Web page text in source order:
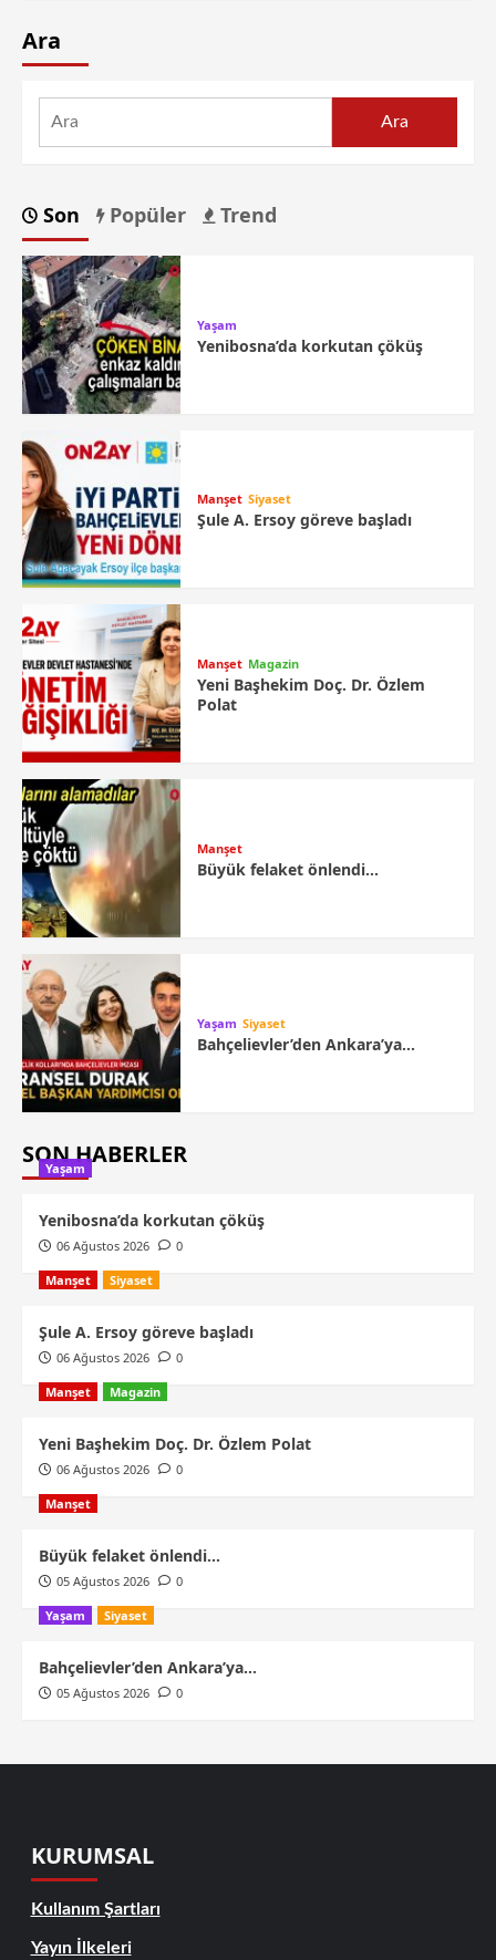
Ara
Ara
Son Popüler Trend
Yaşam
Yenibosna’da korkutan çöküş
Manşet Siyaset
Şule A. Ersoy göreve başladı
Manşet Magazin
Yeni Başhekim Doç. Dr. Özlem
Polat
Manşet
Büyük felaket önlendi…
Yaşam Siyaset
Bahçelievler’den Ankara’ya…
SON HABERLER
Yaşam
Yenibosna’da korkutan çöküş
06 Ağustos 2026 0
Manşet Siyaset
Şule A. Ersoy göreve başladı
06 Ağustos 2026 0
Manşet Magazin
Yeni Başhekim Doç. Dr. Özlem Polat
06 Ağustos 2026 0
Manşet
Büyük felaket önlendi…
05 Ağustos 2026 0
Yaşam Siyaset
Bahçelievler’den Ankara’ya…
05 Ağustos 2026 0
KURUMSAL
Kullanım Şartları
Yayın İlkeleri